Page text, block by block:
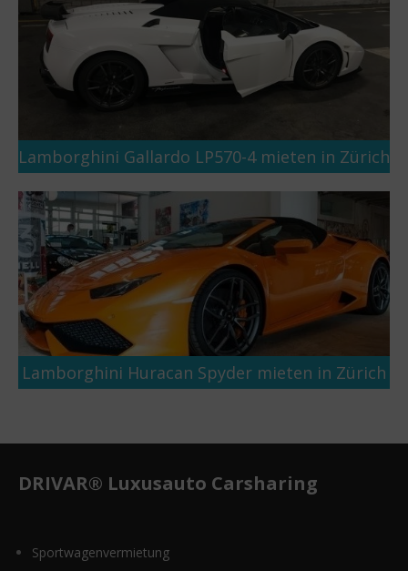
Lamborghini Gallardo LP570-4 mieten in Zürich
Lamborghini Huracan Spyder mieten in Zürich
DRIVAR® Luxusauto Carsharing
Sportwagenvermietung